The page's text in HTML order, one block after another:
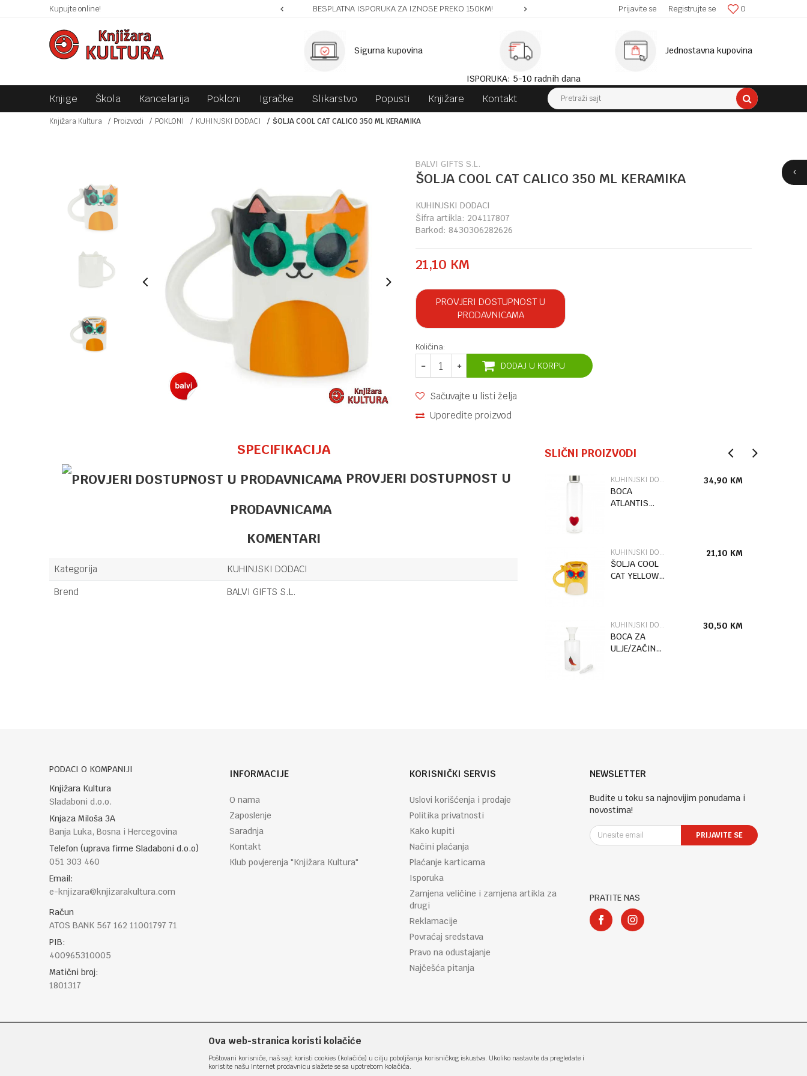
Kupujte online!SIGURNO PLAĆANJE PLATNIM KARTICAMA! BESPLATNA ISPORUKA ZA IZNOSE PREKO 150KM! SIGURNA ISPORUKA! 0
Prijavite se Registrujte se
Sigurna kupovina
ISPORUKA: 5-10 radnih dana
Jednostavna kupovina
Knjige Škola Kancelarija Pokloni Igračke Slikarstvo Popusti Knjižare Kontakt Pretraži sajt
Knjižara Kultura Proizvodi POKLONI KUHINJSKI DODACI ŠOLJA COOL CAT CALICO 350 ML KERAMIKA
BALVI GIFTS S.L.
ŠOLJA COOL CAT CALICO 350 ML KERAMIKA
KUHINJSKI DODACI
Šifra artikla: 204117807
Barkod: 8430306282626
21,10 KM
PROVJERI DOSTUPNOST U
PRODAVNICAMA
Količina:
DODAJ U KORPU
Sačuvajte u listi želja
Uporedite proizvod
SPECIFIKACIJA
PROVJERI DOSTUPNOST U
PRODAVNICAMA
KOMENTARI
Kategorija
KUHINJSKI DODACI
Brend
BALVI GIFTS S.L.
SLIČNI PROIZVODI
KUHINJSKI DODACI 38,00 KUHINJSKI DODACI
BOCA
ATLANTIS
34,90 KM
KUHINJSKI DODACI
ŠOLJA COOL
CAT YELLOW
21,10 KM
KUHINJSKI DODACI
BOCA ZA
ULJE/ZAČINE
30,50 KM
PODACI O KOMPANIJI
Knjižara Kultura
Sladaboni d.o.o.
Knjaza Miloša 3A
Banja Luka, Bosna i Hercegovina
Telefon (uprava firme Sladaboni d.o.o)
051 303 460
Email:
e-knjizara@knjizarakultura.com
Račun
ATOS BANK 567 162 11001797 71
PIB:
400965310005
Matični broj:
1801317
INFORMACIJE
O nama
Zaposlenje
Saradnja
Kontakt
Klub povjerenja "Knjižara Kultura"
KORISNIČKI SERVIS
Uslovi korišćenja i prodaje
Politika privatnosti
Kako kupiti
Načini plaćanja
Plaćanje karticama
Isporuka
Zamjena veličine i zamjena artikla za
drugi
Reklamacije
Povraćaj sredstava
Pravo na odustajanje
Najčešća pitanja
NEWSLETTER
Budite u toku sa najnovijim ponudama i
novostima!
PRIJAVITE SE
PRATITE NAS
Ova web-stranica koristi kolačiće
Poštovani korisniče, naš sajt koristi cookies (kolačiće) u cilju poboljšanja korisničkog iskustva. Ukoliko nastavite da pregledate i
koristite našu Internet prodavnicu slažete se sa upotrebom kolačića.